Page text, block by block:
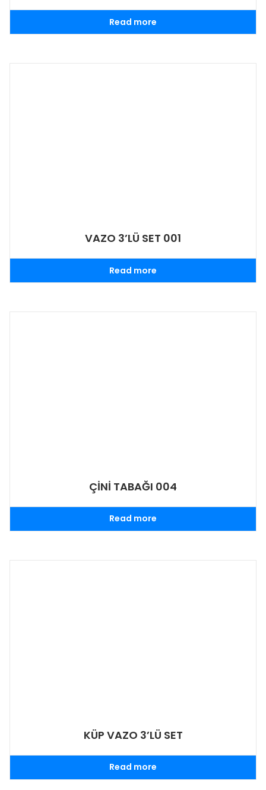
Read more
VAZO 3’LÜ SET 001
Read more
ÇİNİ TABAĞI 004
Read more
KÜP VAZO 3’LÜ SET
Read more